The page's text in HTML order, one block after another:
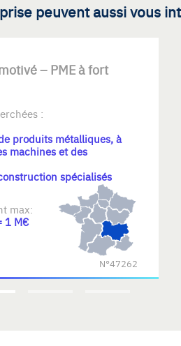
peuvent aussi vous
– PME à fort
:
produits métalliques, à
machines et des
spécialisés
max:
1 M€
N°47262